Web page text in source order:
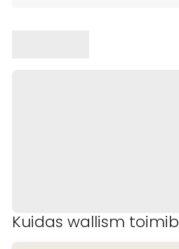
Kuidas wallism toimib